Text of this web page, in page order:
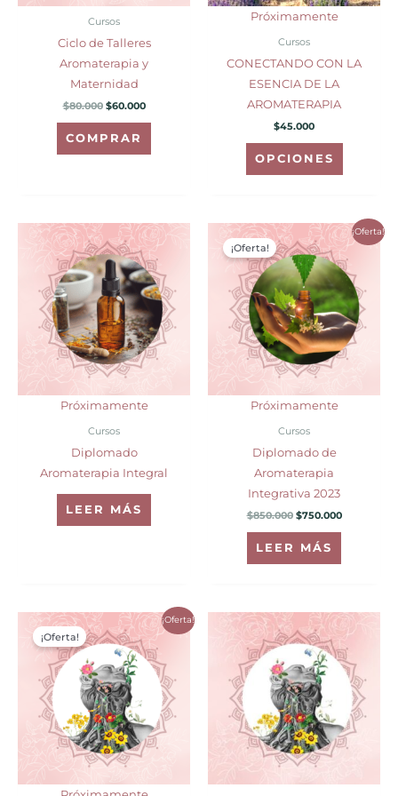
Cursos
Ciclo de Talleres
Aromaterapia y
Maternidad
$80.000 $60.000
COMPRAR
Próximamente
Cursos
CONECTANDO CON LA
ESENCIA DE LA
AROMATERAPIA
$45.000
OPCIONES
pueden
la
Próximamente
Cursos
Diplomado
Aromaterapia Integral
LEER MÁS
¡Oferta!
Próximamente
¡Oferta!
Cursos
Diplomado de
Aromaterapia
Integrativa 2023
$850.000
precio
original
era:
$850.000.
$750.000
El
precio
es:
$750.000.
LEER MÁS
¡Oferta!
¡Oferta!
precio
original
era:
$900.000.
El
precio
es:
$750.000.
Rango
desde
$850.000
hasta
$980.000
Este
tiene
múltiples
variantes.
Las
opciones
pueden